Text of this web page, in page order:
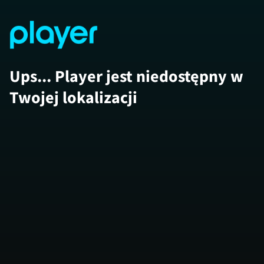
Ups... Player jest niedostępny w
Twojej lokalizacji